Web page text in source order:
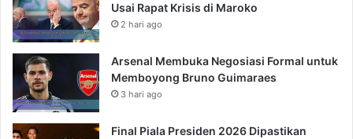
Usai Rapat Krisis di Maroko
2 hari ago
Arsenal Membuka Negosiasi Formal untuk
Memboyong Bruno Guimaraes
3 hari ago
Final Piala Presiden 2026 Dipastikan